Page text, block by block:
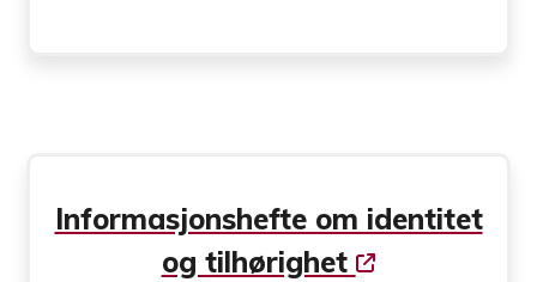
Informasjonshefte om identitet
og tilhørighet